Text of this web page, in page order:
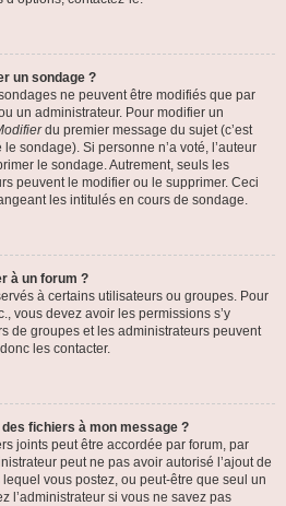
un sondage ?
ne peuvent être modifiés que par
un administrateur. Pour modifier un
du premier message du sujet (c’est
sondage). Si personne n’a voté, l’auteur
le sondage. Autrement, seuls les
peuvent le modifier ou le supprimer. Ceci
les intitulés en cours de sondage.
à un forum ?
à certains utilisateurs ou groupes. Pour
vous devez avoir les permissions s’y
de groupes et les administrateurs peuvent
les contacter.
fichiers à mon message ?
joints peut être accordée par forum, par
peut ne pas avoir autorisé l’ajout de
vous postez, ou peut-être que seul un
l’administrateur si vous ne savez pas